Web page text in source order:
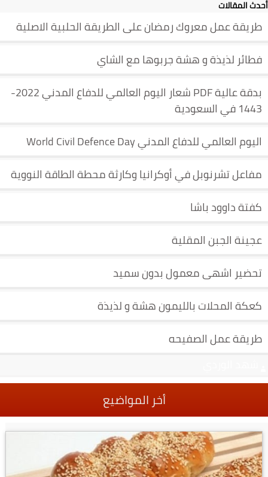
أحدث المقالات
طريقة عمل معروك رمضان على الطريقة الحلبية الاصلية
فطائر لذيذة و هشة جربوها مع الشاي
بدقة عالية PDF شعار اليوم العالمي للدفاع المدني 2022-
1443 في السعودية
اليوم العالمي للدفاع المدني World Civil Defence Day
مفاعل تشرنوبل في أوكرانيا وكارثة محطة الطاقة النووية
كفتة داوود باشا
عجينة الجبن المقلية
تحضير اشهى معمول بدون سميد
كعكة المحلات بالليمون هشة و لذيذة
طريقة عمل الصفيحه
أخر المواضيع